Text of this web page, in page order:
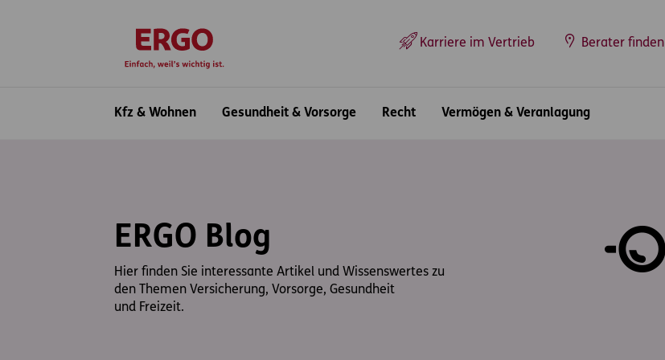
Karriere im Vertrieb Berater finden
Kfz & Wohnen
Gesundheit & Vorsorge Recht Vermögen & Veranlagung
ERGO Blog
Hier finden Sie interessante Artikel und Wissenswertes zu
den Themen Versicherung, Vorsorge, Gesundheit
und Freizeit.